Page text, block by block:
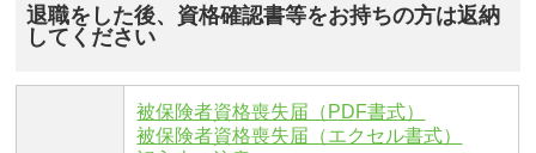
退職をした後、資格確認書等をお持ちの方は返納
してください
被保険者資格喪失届（PDF書式）
被保険者資格喪失届（エクセル書式）